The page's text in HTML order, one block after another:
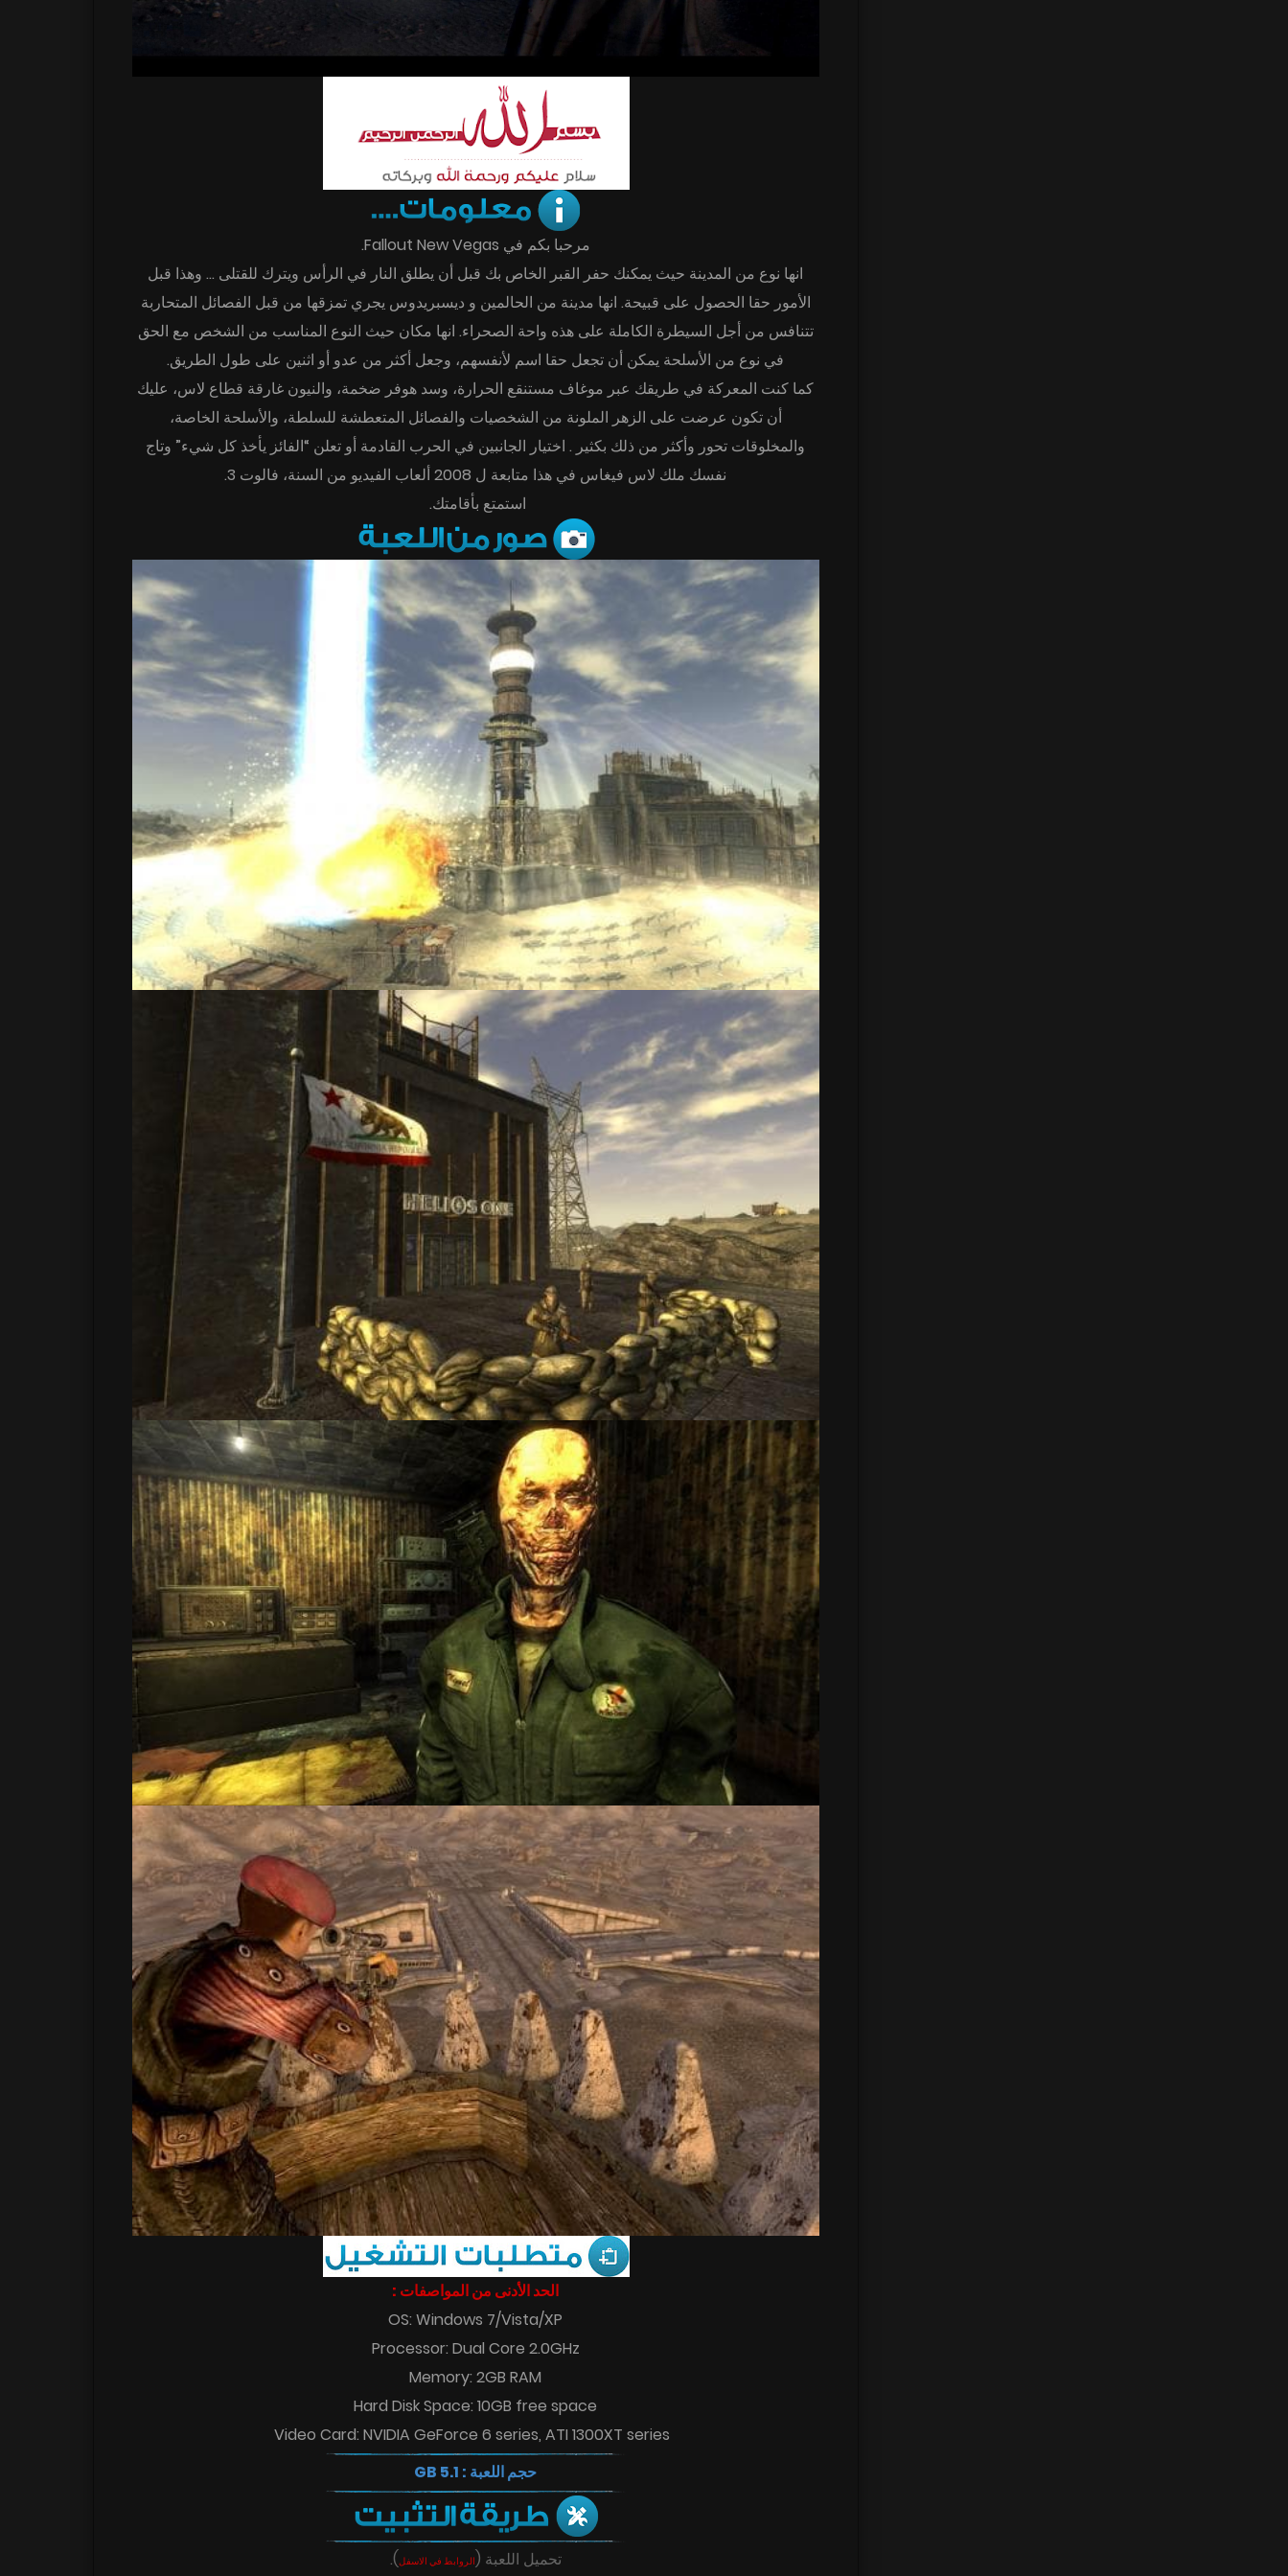
مرحبا بكم في Fallout New Vegas.
انها نوع من المدينة حيث يمكنك حفر القبر الخاص بك قبل أن يطلق النار في الرأس ويترك للقتلى … وهذا قبل
الأمور حقا الحصول على قبيحة. انها مدينة من الحالمين و ديسبريدوس يجري تمزقها من قبل الفصائل المتحاربة
تتنافس من أجل السيطرة الكاملة على هذه واحة الصحراء. انها مكان حيث النوع المناسب من الشخص مع الحق
في نوع من الأسلحة يمكن أن تجعل حقا اسم لأنفسهم، وجعل أكثر من عدو أو اثنين على طول الطريق.
كما كنت المعركة في طريقك عبر موغاف مستنقع الحرارة، وسد هوفر ضخمة، والنيون غارقة قطاع لاس، عليك
أن تكون عرضت على الزهر الملونة من الشخصيات والفصائل المتعطشة للسلطة، والأسلحة الخاصة،
والمخلوقات تحور وأكثر من ذلك بكثير . اختيار الجانبين في الحرب القادمة أو تعلن “الفائز يأخذ كل شيء” وتاج
نفسك ملك لاس فيغاس في هذا متابعة ل 2008 ألعاب الفيديو من السنة، فالوت 3.
استمتع بأقامتك.
الحد الأدنى من المواصفات :
OS: Windows 7/Vista/XP
Processor: Dual Core 2.0GHz
Memory: 2GB RAM
Hard Disk Space: 10GB free space
Video Card: NVIDIA GeForce 6 series, ATI 1300XT series
حجم اللعبة : 5.1 GB
تحميل اللعبة (الروابط في الاسفل)
.